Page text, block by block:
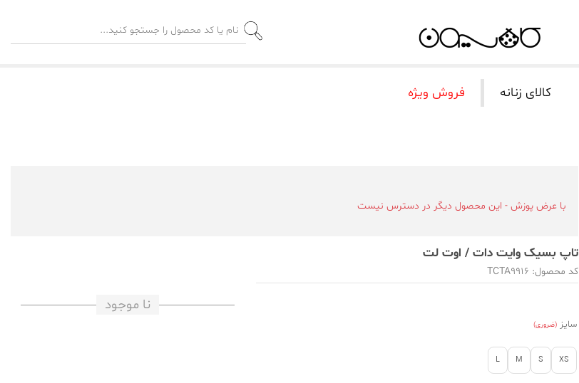
کالای زنانه فروش ویژه
با عرض پوزش - این محصول دیگر در دسترس نیست
تاپ بسیک وایت دات / اوت لت
کد محصول: TCTA9916
سایز (ضروری)
XS
S
M
L
نا موجود